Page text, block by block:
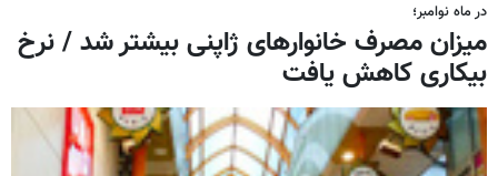
در ماه نوامبر؛
میزان مصرف خانوارهای ژاپنی بیشتر شد / نرخ
بیکاری کاهش یافت